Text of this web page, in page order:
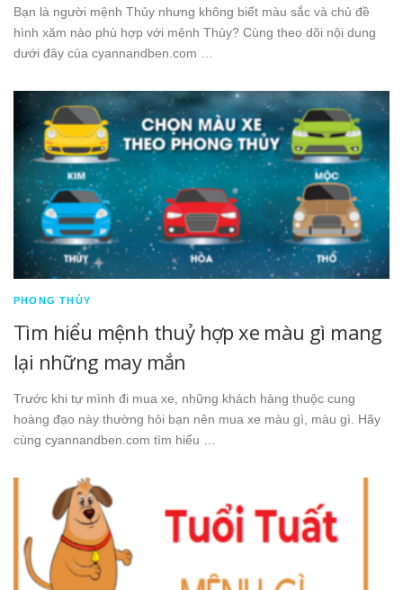
Bạn là người mệnh Thủy nhưng không biết màu sắc và chủ đề
hình xăm nào phù hợp với mệnh Thủy? Cùng theo dõi nội dung
dưới đây của cyannandben.com …
PHONG THỦY
Tìm hiểu mệnh thuỷ hợp xe màu gì mang
lại những may mắn
Trước khi tự mình đi mua xe, những khách hàng thuộc cung
hoàng đạo này thường hỏi bạn nên mua xe màu gì, màu gì. Hãy
cùng cyannandben.com tìm hiểu …